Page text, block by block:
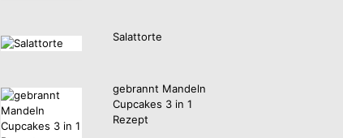
Salattorte
gebrannt Mandeln
Cupcakes 3 in 1
Rezept